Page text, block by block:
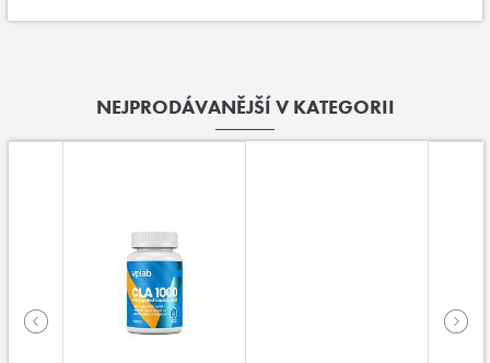
NEJPRODÁVANĚJŠÍ V KATEGORII